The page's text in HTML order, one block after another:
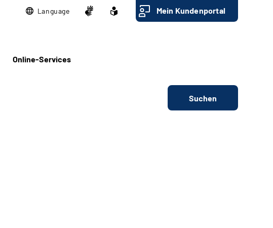
Language Mein Kundenportal
Online-Services
Suchen